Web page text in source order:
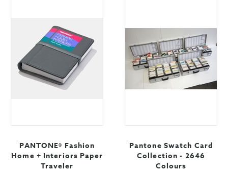
PANTONE® Fashion
Home + Interiors Paper
Traveler
Pantone Swatch Card
Collection - 2646
Colours